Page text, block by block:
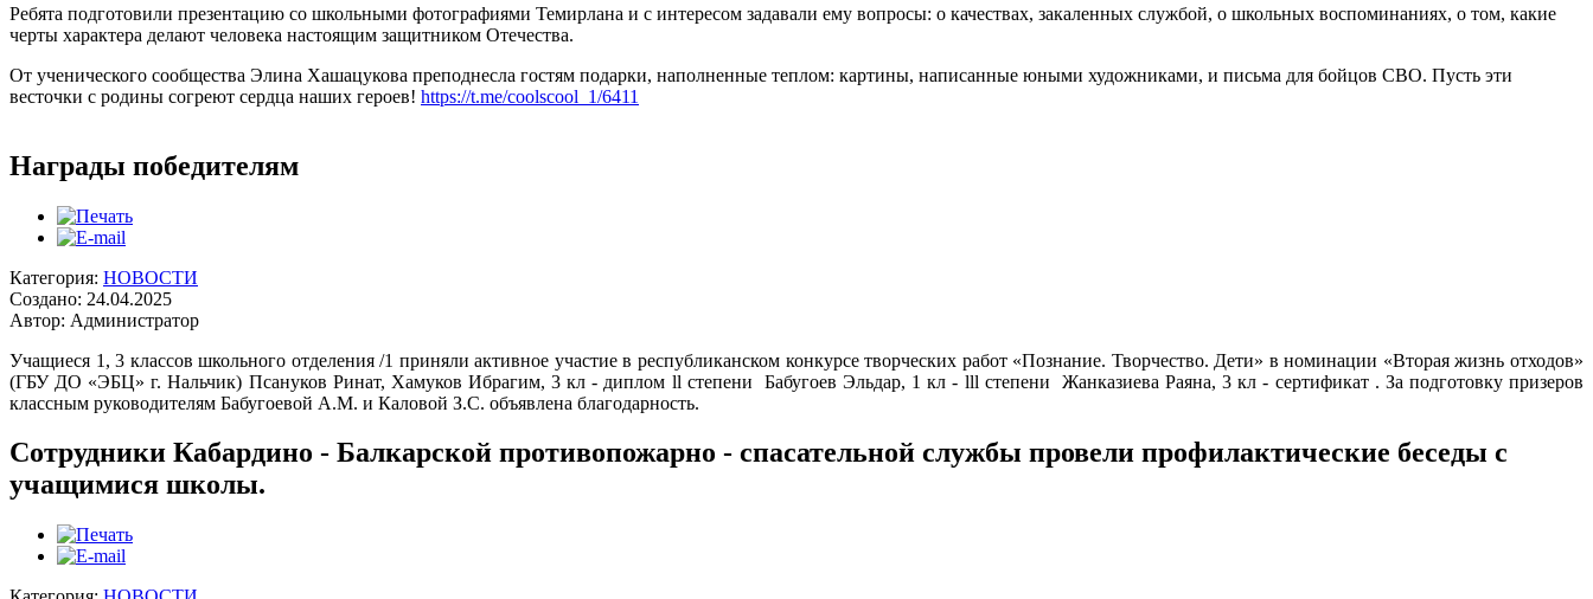
Ребята подготовили презентацию со школьными фотографиями Темирлана и с интересом задавали ему вопросы: о качествах, закаленных службой, о школьных воспоминаниях, о том, какие
черты характера делают человека настоящим защитником Отечества.
От ученического сообщества Элина Хашацукова преподнесла гостям подарки, наполненные теплом: картины, написанные юными художниками, и письма для бойцов СВО. Пусть эти
весточки с родины согреют сердца наших героев! https://t.me/coolscool_1/6411
Награды победителям
Категория: НОВОСТИ
Создано: 24.04.2025
Автор: Администратор
Учащиеся 1, 3 классов школьного отделения /1 приняли активное участие в республиканском конкурсе творческих работ «Познание. Творчество. Дети» в номинации «Вторая жизнь отходов»
(ГБУ ДО «ЭБЦ» г. Нальчик) Псануков Ринат, Хамуков Ибрагим, 3 кл - диплом ll степени Бабугоев Эльдар, 1 кл - lll степени Жанказиева Раяна, 3 кл - сертификат . За подготовку призеров
классным руководителям Бабугоевой А.М. и Каловой З.С. объявлена благодарность.
Сотрудники Кабардино - Балкарской противопожарно - спасательной службы провели профилактические беседы с
учащимися школы.